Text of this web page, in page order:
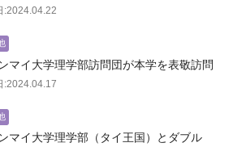
:2024.04.22
マイ大学理学部訪問団が本学を表敬訪問
:2024.04.17
マイ大学理学部（タイ王国）とダブル